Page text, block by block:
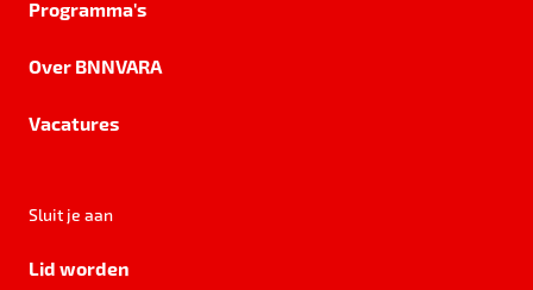
Programma's
Over BNNVARA
Vacatures
Sluit je aan
Lid worden